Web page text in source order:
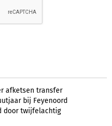
afketsen transfer
bij Feyenoord
door twijfelachtig